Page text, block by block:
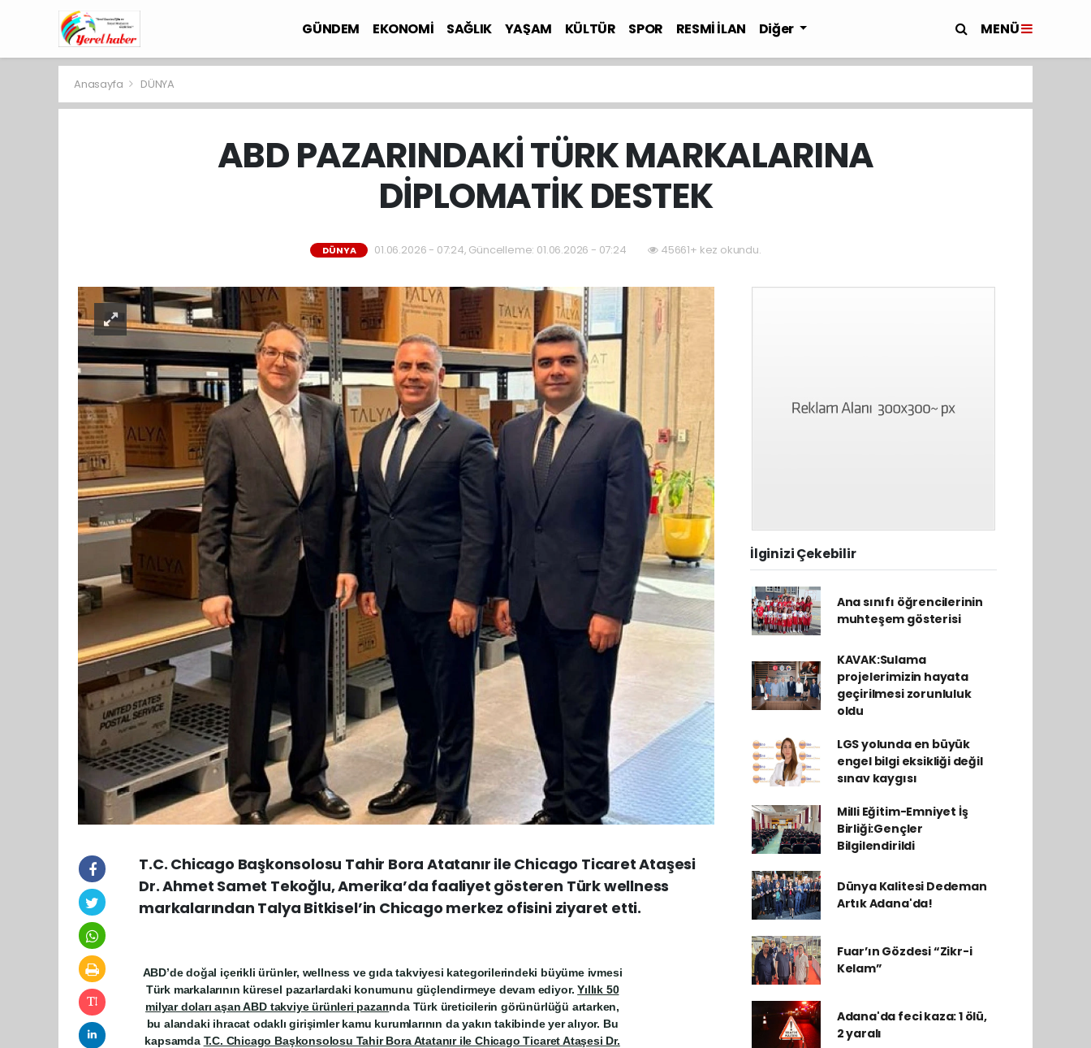
GÜNDEM EKONOMİ SAĞLIK YAŞAM KÜLTÜR SPOR RESMİ İLAN Diğer MENÜ
Anasayfa DÜNYA
ABD PAZARINDAKİ TÜRK MARKALARINA
DİPLOMATİK DESTEK
DÜNYA 01.06.2026 - 07:24, Güncelleme: 01.06.2026 - 07:24 45661+ kez okundu.
T.C. Chicago Başkonsolosu Tahir Bora Atatanır ile Chicago Ticaret Ataşesi
Dr. Ahmet Samet Tekoğlu, Amerika’da faaliyet gösteren Türk wellness
markalarından Talya Bitkisel’in Chicago merkez ofisini ziyaret etti.
ABD’de doğal içerikli ürünler, wellness ve gıda takviyesi kategorilerindeki büyüme ivmesi
Türk markalarının küresel pazarlardaki konumunu güçlendirmeye devam ediyor.Yıllık 50
milyar doları aşan ABD takviye ürünleri pazarında Türk üreticilerin görünürlüğü artarken,
bu alandaki ihracat odaklı girişimler kamu kurumlarının da yakın takibinde yer alıyor. Bu
kapsamda T.C. Chicago Başkonsolosu Tahir Bora Atatanır ile Chicago Ticaret Ataşesi Dr.
İlginizi Çekebilir
Ana sınıfı öğrencilerinin
muhteşem gösterisi
KAVAK:Sulama
projelerimizin hayata
geçirilmesi zorunluluk
oldu
LGS yolunda en büyük
engel bilgi eksikliği değil
sınav kaygısı
Milli Eğitim-Emniyet İş
Birliği:Gençler
Bilgilendirildi
Dünya Kalitesi Dedeman
Artık Adana'da!
Fuar’ın Gözdesi “Zikr-i
Kelam”
Adana'da feci kaza: 1 ölü,
2 yaralı